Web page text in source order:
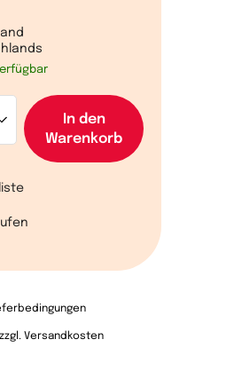
In den
Warenkorb
Versandkosten